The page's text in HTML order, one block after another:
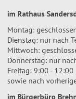
im Rathaus
Montag:
Dienstag: nur nach
Mittwoch:
Donnerstag: nur
Freitag: 9:00 - 12:00
sowie nach
im Bürgerbüro